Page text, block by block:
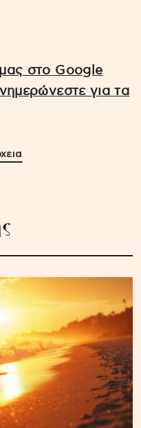
στο Google
για τα